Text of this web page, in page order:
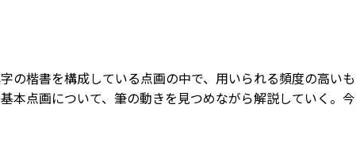
の楷書を構成している点画の中で、用いられる頻度の高い
本点画について、筆の動きを見つめながら解説していく。